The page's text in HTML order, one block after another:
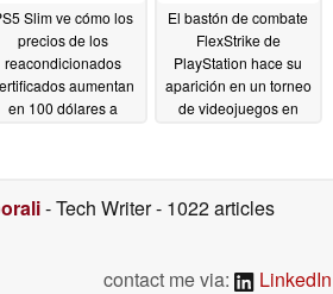
Slim ve cómo los
precios de los
reacondicionados
aumentan
en 100 dólares a
PlayStation 5
05/05/2026
El bastón de combate
FlexStrike de
PlayStation hace su
aparición en un torneo
de videojuegos en
- Tech Writer- 1022 articles
contact me via:
LinkedIn